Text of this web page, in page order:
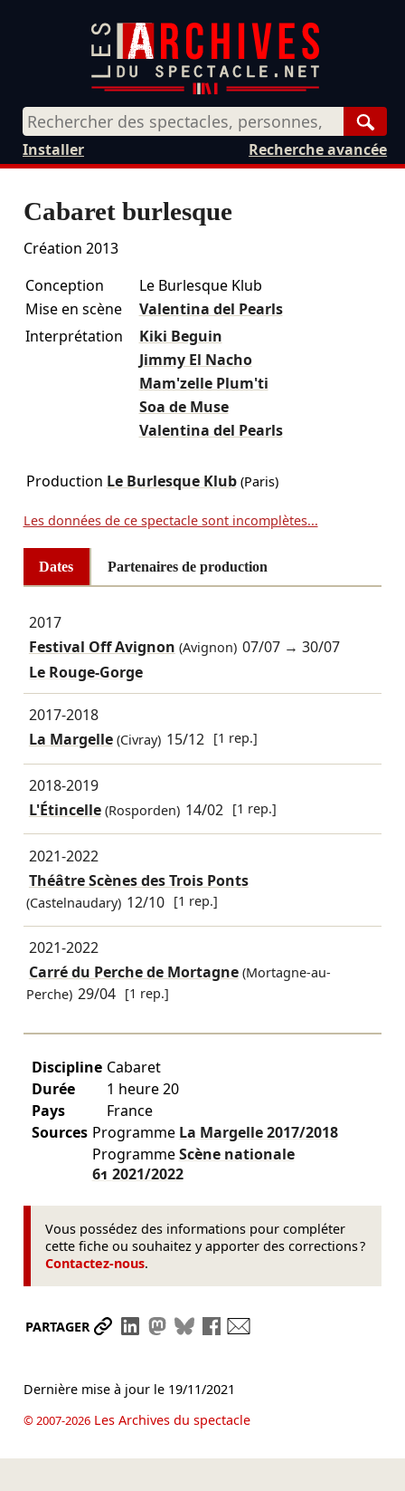
Recherche avancée
Installer
Cabaret burlesque
Création 2013
Conception
Le Burlesque Klub
Mise en scène
Valentina del Pearls
Interprétation
Kiki Beguin
Jimmy El Nacho
Mam'zelle Plum'ti
Soa de Muse
Valentina del Pearls
Production Le Burlesque Klub(Paris)
Les données de ce spectacle sont incomplètes...
Dates Partenaires de production
2017
Festival Off Avignon (Avignon) 07/07 →30/07
Le Rouge-Gorge
2017-2018
La Margelle(Civray) 15/12 [1 rep.]
2018-2019
L'Étincelle(Rosporden) 14/02 [1 rep.]
2021-2022
Théâtre Scènes des Trois Ponts
(Castelnaudary) 12/10 [1 rep.]
2021-2022
Carré du Perche de Mortagne(Mortagne-au-
Perche) 29/04 [1 rep.]
Discipline Cabaret
Durée
1 heure 20
Pays
France
Sources Programme La Margelle2017/2018
ProgrammeScène nationale
61 2021/2022
Vous possédez des informations pour compléter
cette fiche ou souhaitez y apporter des corrections ?
Contactez-nous.
PARTAGER Partager le lien
Partager sur LinkedIn
Partager sur Mastodon
Partager sur Bluesky
Partager sur Facebook
Dernière mise à jour le 19/11/2021
© 2007-2026Les Archives du spectacle